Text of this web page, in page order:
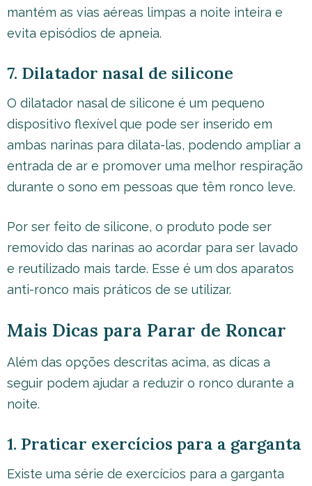
mantém as vias aéreas limpas a noite inteira e
evita episódios de apneia.
7. Dilatador nasal de silicone
O dilatador nasal de silicone é um pequeno
dispositivo flexível que pode ser inserido em
ambas narinas para dilata-las, podendo ampliar a
entrada de ar e promover uma melhor respiração
durante o sono em pessoas que têm ronco leve.
Por ser feito de silicone, o produto pode ser
removido das narinas ao acordar para ser lavado
e reutilizado mais tarde. Esse é um dos aparatos
anti-ronco mais práticos de se utilizar.
Mais Dicas para Parar de Roncar
Além das opções descritas acima, as dicas a
seguir podem ajudar a reduzir o ronco durante a
noite.
1. Praticar exercícios para a garganta
Existe uma série de exercícios para a garganta